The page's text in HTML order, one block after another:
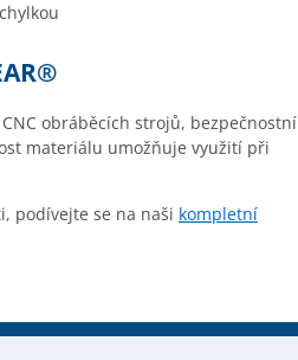
obráběcích strojů, bezpečnostní
materiálu umožňuje využití při
podívejte se na naši kompletní